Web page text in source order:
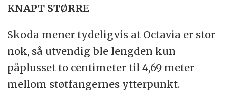
KNAPT STØRRE
Skoda mener tydeligvis at Octavia er stor
nok, så utvendig ble lengden kun
påplusset to centimeter til 4,69 meter
mellom støtfangernes ytterpunkt.